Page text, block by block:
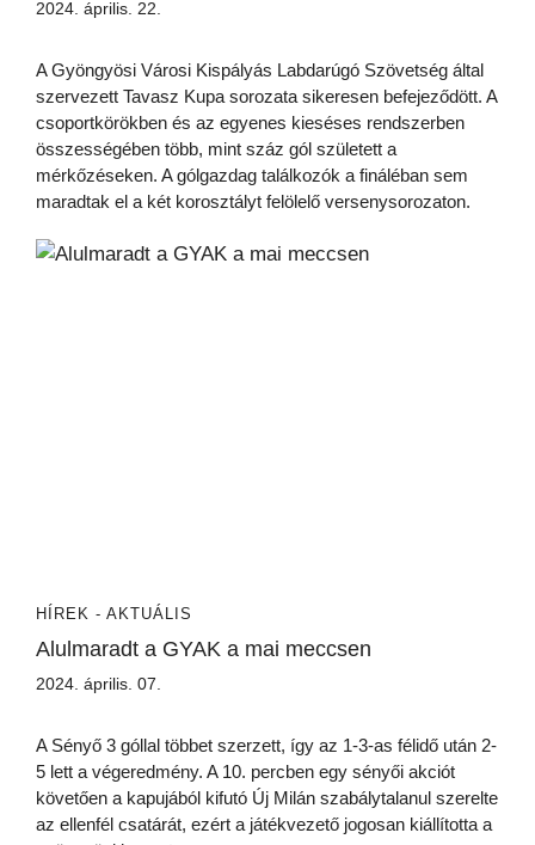
2024. április. 22.
A Gyöngyösi Városi Kispályás Labdarúgó Szövetség által
szervezett Tavasz Kupa sorozata sikeresen befejeződött. A
csoportkörökben és az egyenes kieséses rendszerben
összességében több, mint száz gól született a
mérkőzéseken. A gólgazdag találkozók a fináléban sem
maradtak el a két korosztályt felölelő versenysorozaton.
HÍREK - AKTUÁLIS
Alulmaradt a GYAK a mai meccsen
2024. április. 07.
A Sényő 3 góllal többet szerzett, így az 1-3-as félidő után 2-
5 lett a végeredmény. A 10. percben egy sényői akciót
követően a kapujából kifutó Új Milán szabálytalanul szerelte
az ellenfél csatárát, ezért a játékvezető jogosan kiállította a